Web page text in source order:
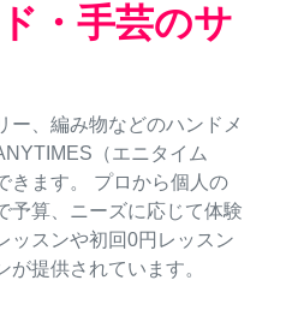
・手芸のサ
ー、編み物などのハンドメ
（エニタイム
きます。 プロから個人の
予算、ニーズに応じて体験
ッスンや初回0円レッスン
提供されています。